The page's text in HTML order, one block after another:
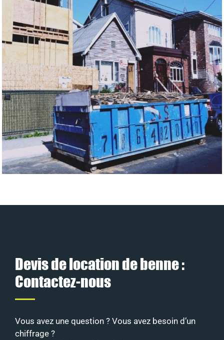
Devis de location de benne :
Contactez-nous
Vous avez une question ? Vous avez besoin d’un
chiffrage ?